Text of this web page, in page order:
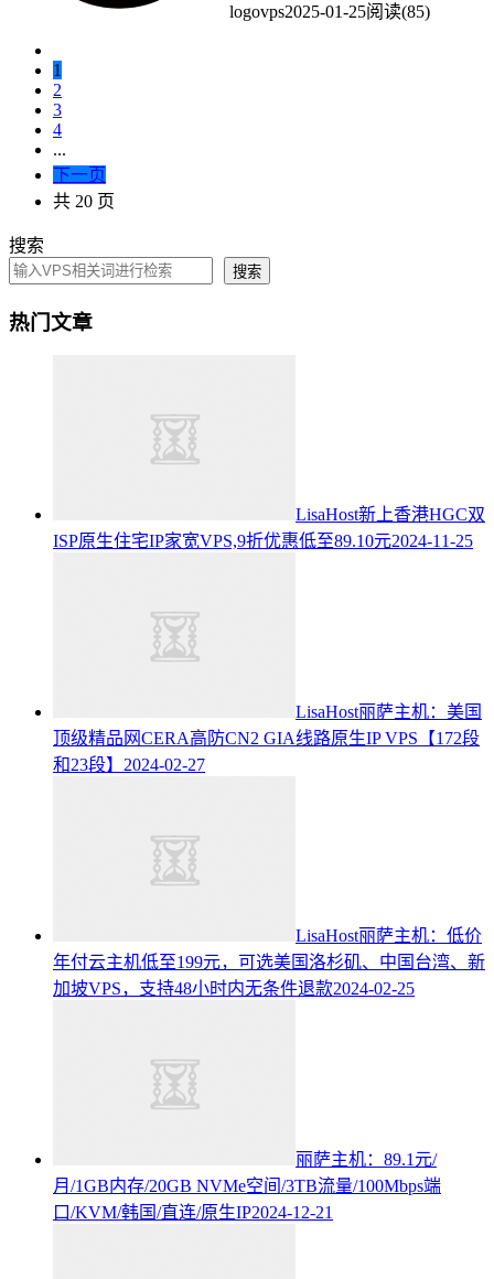
logovps2025-01-25阅读(85)
1
2
3
4
...
下一页
共 20 页
搜索
搜索
热门文章
LisaHost新上香港HGC双
ISP原生住宅IP家宽VPS,9折优惠低至89.10元2024-11-25
LisaHost丽萨主机：美国
顶级精品网CERA高防CN2 GIA线路原生IP VPS【172段
和23段】 2024-02-27
LisaHost丽萨主机：低价
年付云主机低至199元，可选美国洛杉矶、中国台湾、新
加坡VPS，支持48小时内无条件退款2024-02-25
丽萨主机：89.1元/
月/1GB内存/20GB NVMe空间/3TB流量/100Mbps端
口/KVM/韩国/直连/原生IP2024-12-21